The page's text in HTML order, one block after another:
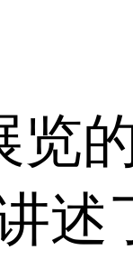
的